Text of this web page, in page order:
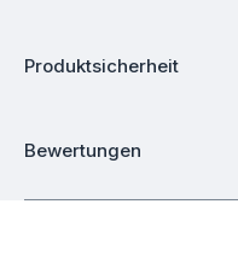
Produktsicherheit
Bewertungen